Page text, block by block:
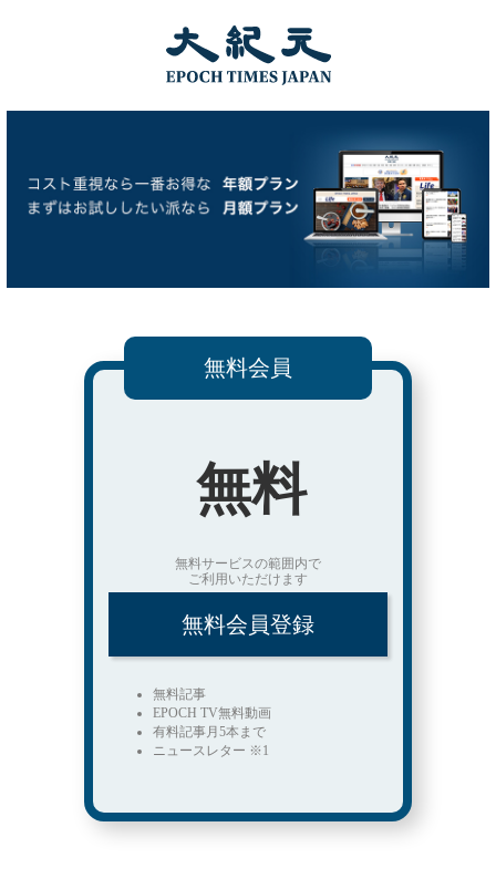
無料会員
無料
無料サービスの範囲内で
ご利用いただけます
無料会員登録
無料記事
EPOCH TV無料動画
有料記事月5本まで
ニュースレター ※1